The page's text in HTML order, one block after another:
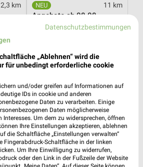
km 11 km
Angebote ab 08.08.
Gültig bis Fr. 14.08.
Datenschutzbestimmungen
„Ablehnen“ wird die
für unbedingt erforderliche cookie
und/oder greifen auf Informationen auf
IDs in cookie und anderen
Daten zu verarbeiten. Einige
Daten möglicherweise
Um dem zu widersprechen, öffnen
Ihre Einstellungen akzeptieren, ablehnen
die Schaltfläche „Einstellungen verwalten“
Fingerabdruck-Schaltfläche in der linken
Um Ihre Einwilligung zu widerrufen,
oder den Link in der Fußzeile der Website